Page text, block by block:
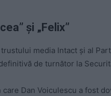
și „Felix”
media Intact și al
de turnător la
care Dan Voiculescu a fost